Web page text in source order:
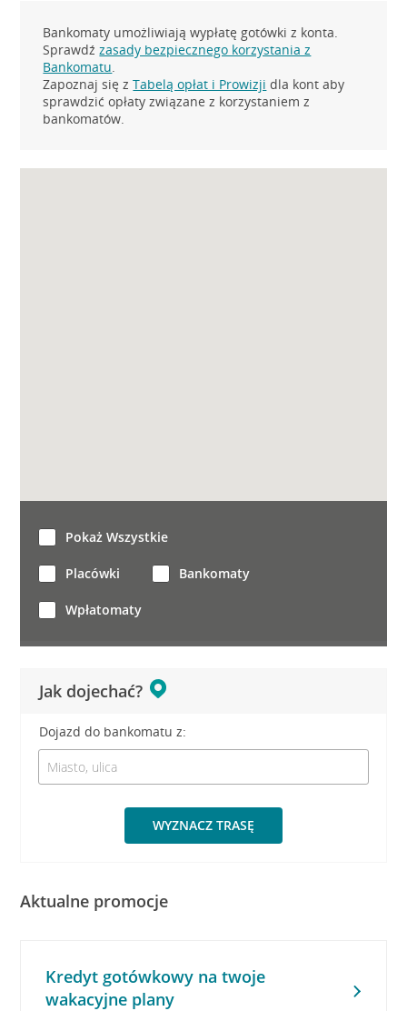
Bankomaty umożliwiają wypłatę gotówki z konta.
Sprawdźzasady bezpiecznego korzystania z
Bankomatu.
Zapoznaj się zTabelą opłat i Prowizji dla kont aby
sprawdzić opłaty związane z korzystaniem z
bankomatów.
Jak dojechać?
Dojazd do bankomatu z:
WYZNACZ TRASĘ
Pokaż Wszystkie
Placówki Bankomaty
Wpłatomaty
Aktualne promocje
Kredyt gotówkowy na twoje
wakacyjne plany